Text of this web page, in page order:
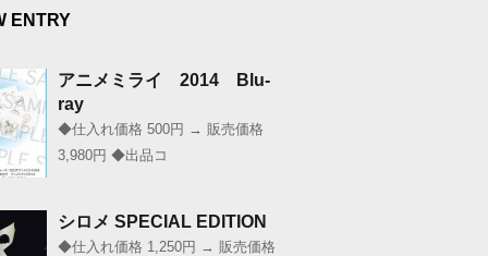
ENTRY
アニメミライ 2014 Blu-
ray
◆仕入れ価格 500円 → 販売価格
3,980円 ◆出品コ
シロメ SPECIAL EDITION
◆仕入れ価格 1,250円 → 販売価格